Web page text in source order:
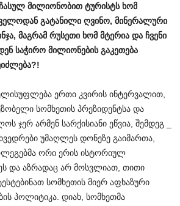
ჩასულ მილიონობით ტურისტს ხომ
გატანილი ღვინო, მინერალური
, მაგრამ რუსეთი ხომ მტერია და ჩვენი
საჭირო მილიონების გაკეთება
?!
ერთი კვირის ინტერვალით,
სომხეთის პრეზიდენტსა და
ჯერ არმენ სარქისიანი ეწვია, შემდეგ _
უმაღლეს დონეზე გაიმართა,
ორი ერის ისტორიულ
და აზრადაც არ მოსვლიათ, თითი
სომხეთის მიერ აფხაზური
პოლიტიკა. დიახ, სომხეთმა